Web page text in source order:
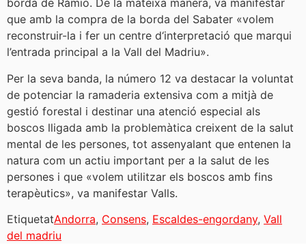
borda de Ràmio. De la mateixa manera, va manifestar
que amb la compra de la borda del Sabater «volem
reconstruir-la i fer un centre d‘interpretació que marqui
l’entrada principal a la Vall del Madriu».
Per la seva banda, la número 12 va destacar la voluntat
de potenciar la ramaderia extensiva com a mitjà de
gestió forestal i destinar una atenció especial als
boscos lligada amb la problemàtica creixent de la salut
mental de les persones, tot assenyalant que entenen la
natura com un actiu important per a la salut de les
persones i que «volem utilitzar els boscos amb fins
terapèutics», va manifestar Valls.
EtiquetatAndorra, Consens, Escaldes-engordany, Vall
del madriu